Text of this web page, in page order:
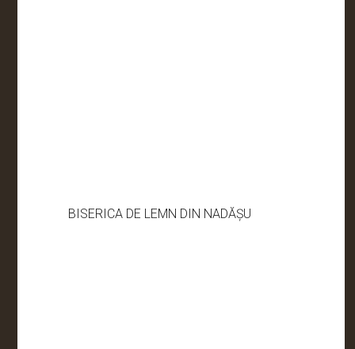
BISERICA DE LEMN DIN NADĂȘU